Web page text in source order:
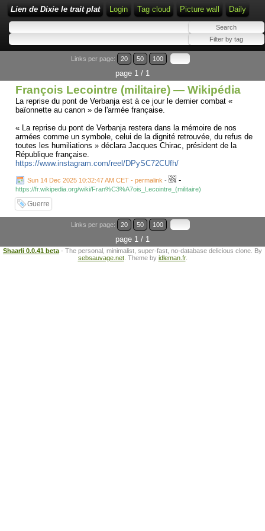
Lien de Dixie le trait plat Login Tag cloud Picture wall Daily
Links per page: 20 50 100
page 1 / 1
François Lecointre (militaire) — Wikipédia
La reprise du pont de Verbanja est à ce jour le dernier combat «
baïonnette au canon » de l'armée française.
« La reprise du pont de Verbanja restera dans la mémoire de nos
armées comme un symbole, celui de la dignité retrouvée, du refus de
toutes les humiliations » déclara Jacques Chirac, président de la
République française.
https://www.instagram.com/reel/DPySC72CUfh/
Sun 14 Dec 2025 10:32:47 AM CET - permalink - -
https://fr.wikipedia.org/wiki/Fran%C3%A7ois_Lecointre_(militaire)
Guerre
Links per page: 20 50 100
page 1 / 1
Shaarli 0.0.41 beta - The personal, minimalist, super-fast, no-database delicious clone. By
sebsauvage.net. Theme by idleman.fr.